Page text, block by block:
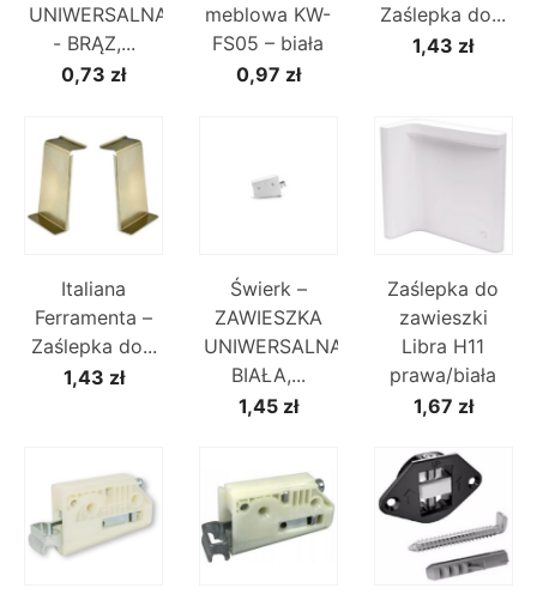
UNIWERSALNA
- BRĄZ,...
0,73 zł
meblowa KW-
FS05 – biała
0,97 zł
Zaślepka do...
1,43 zł
Italiana
Ferramenta –
Zaślepka do...
1,43 zł
Świerk –
ZAWIESZKA
UNIWERSALNA,
BIAŁA,...
1,45 zł
Zaślepka do
zawieszki
Libra H11
prawa/biała
1,67 zł